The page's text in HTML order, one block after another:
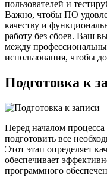
пользователей и
Важно, чтобы ПО
качеству и
работу без сбоев. Ваш
между
использования, чтобы
Подготовка к
Перед началом
подготовить все
Этот этап определяет
обеспечивает
программного